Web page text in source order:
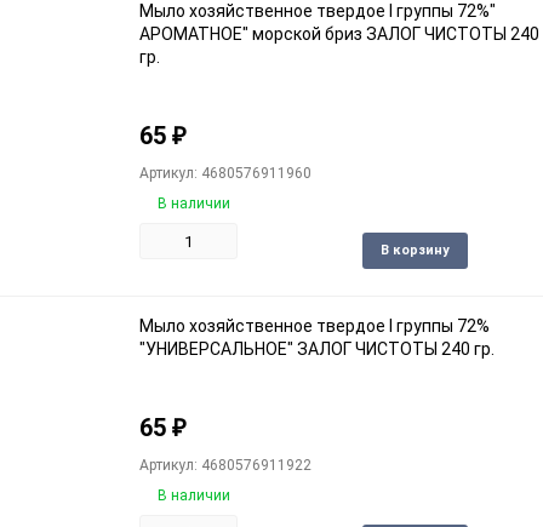
Мыло хозяйственное твердое I группы 72%"
АРОМАТНОЕ" морской бриз ЗАЛОГ ЧИСТОТЫ 240
гр.
65 ₽
Артикул: 4680576911960
В наличии
В корзину
Мыло хозяйственное твердое I группы 72%
"УНИВЕРСАЛЬНОЕ" ЗАЛОГ ЧИСТОТЫ 240 гр.
65 ₽
Артикул: 4680576911922
В наличии